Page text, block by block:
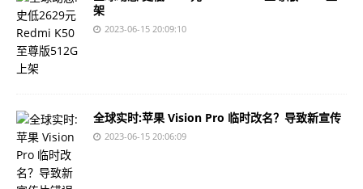
架
2023-06-15 20:09:10
全球实时:苹果 Vision Pro 临时改名？导致新宣传
2023-06-15 20:06:09